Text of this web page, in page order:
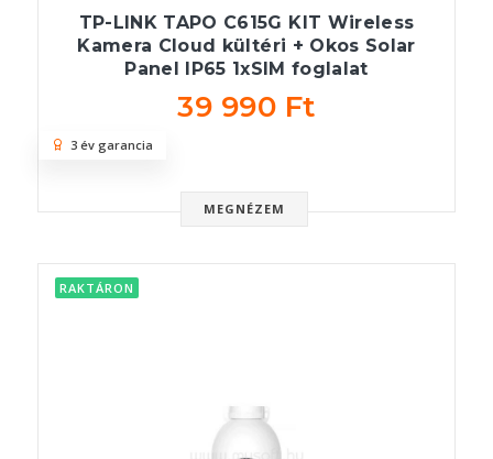
TP-LINK TAPO C615G KIT Wireless
Kamera Cloud kültéri + Okos Solar
Panel IP65 1xSIM foglalat
39 990 Ft
MEGNÉZEM
3 év garancia
RAKTÁRON